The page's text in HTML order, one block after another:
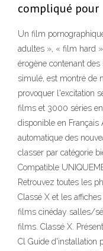
compliqué pour
Un film
adultes », « film hard
érogène contenant
simulé, est montré de
provoquer l'excitation
films et 3000 séries
disponible en Français
automatique des
classer par catégorie
Compatible
Retrouvez toutes les
Classé X et les
films cinéday salles/
films. Classé X.
Cl Guide d'installation